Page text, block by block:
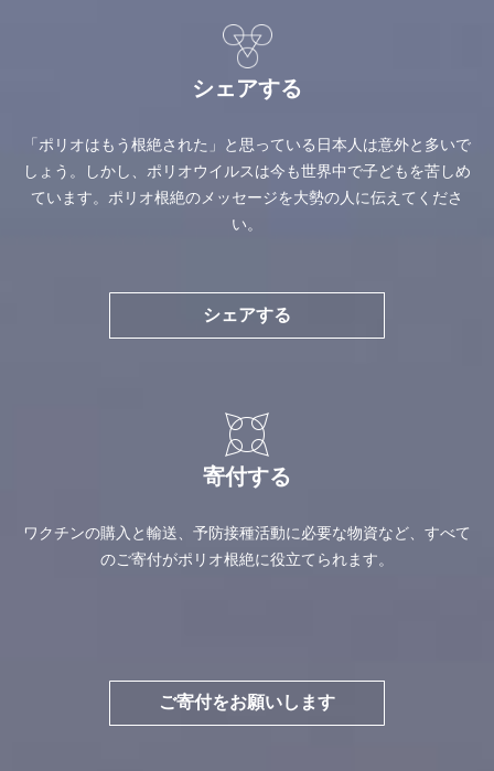
シェアする
「ポリオはもう根絶された」と思っている日本人は意外と多いで
しょう。しかし、ポリオウイルスは今も世界中で子どもを苦しめ
ています。ポリオ根絶のメッセージを大勢の人に伝えてくださ
い。
シェアする
寄付する
ワクチンの購入と輸送、予防接種活動に必要な物資など、すべて
のご寄付がポリオ根絶に役立てられます。
ご寄付をお願いします